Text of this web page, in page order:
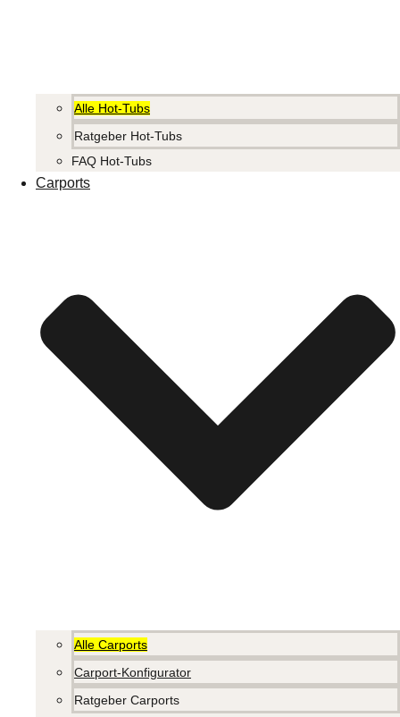
Alle Hot-Tubs
Ratgeber Hot-Tubs
FAQ Hot-Tubs
Carports
Alle Carports
Carport-Konfigurator
Ratgeber Carports